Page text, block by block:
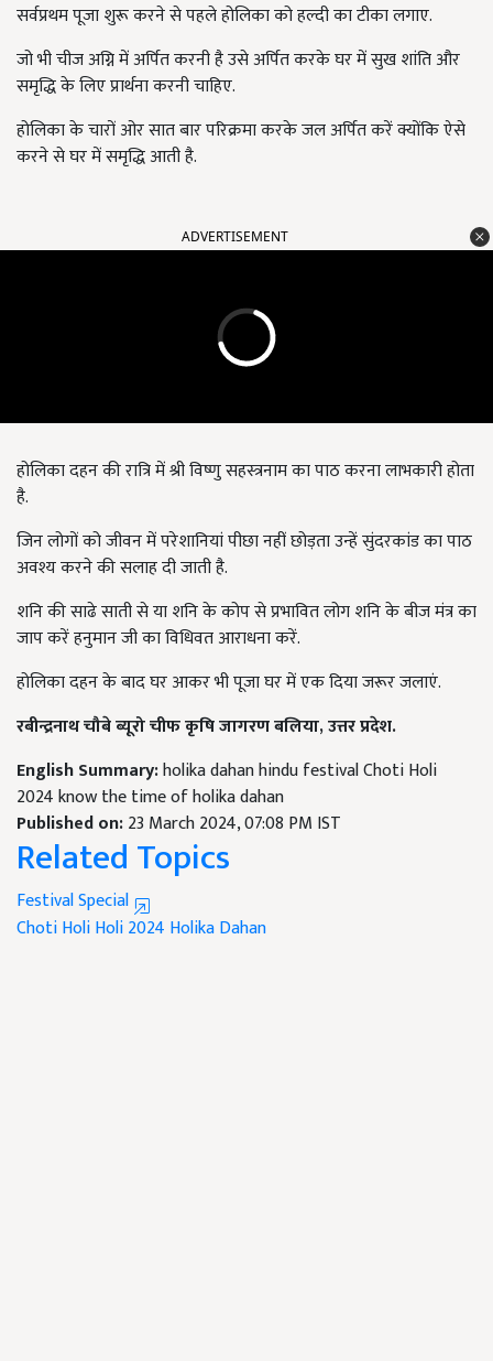
सर्वप्रथम पूजा शुरू करने से पहले होलिका को हल्दी का टीका लगाए.
जो भी चीज अग्नि में अर्पित करनी है उसे अर्पित करके घर में सुख शांति और
समृद्धि के लिए प्रार्थना करनी चाहिए.
होलिका के चारों ओर सात बार परिक्रमा करके जल अर्पित करें क्योंकि ऐसे
करने से घर में समृद्धि आती है.
ADVERTISEMENT
होलिका दहन की रात्रि में श्री विष्णु सहस्त्रनाम का पाठ करना लाभकारी होता
है.
जिन लोगों को जीवन में परेशानियां पीछा नहीं छोड़ता उन्हें सुंदरकांड का पाठ
अवश्य करने की सलाह दी जाती है.
शनि की साढे साती से या शनि के कोप से प्रभावित लोग शनि के बीज मंत्र का
जाप करें हनुमान जी का विधिवत आराधना करें.
होलिका दहन के बाद घर आकर भी पूजा घर में एक दिया जरूर जलाएं.
रबीन्द्रनाथ चौबे ब्यूरो चीफ कृषि जागरण बलिया,उत्तर प्रदेश.
English Summary:holika dahan hindu festival Choti Holi
2024 know the time of holika dahan
Published on:23 March 2024, 07:08 PM IST
Related Topics
Festival Special
Choti HoliHoli 2024 Holika Dahan